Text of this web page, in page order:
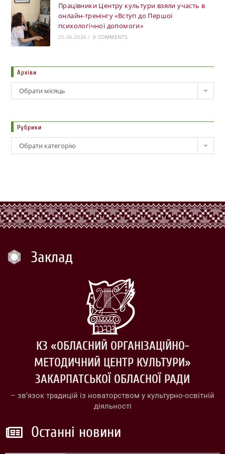
Працівники Центру культури взяли участь в
онлайн-тренінгу «Вступ до Першої
психологічної допомоги»
25.06.2026 / 0 COMMENTS
Архіви
Обрати місяць
Рубрики
Обрати категорію
Заклад
КЗ «ОБЛАСНИЙ ОРГАНІЗАЦІЙНО-
МЕТОДИЧНИЙ ЦЕНТР КУЛЬТУРИ»
ЗАКАРПАТСЬКОЇ ОБЛАСНОЇ РАДИ
– зв’язок традицій із новаторством у культурно-освітній
діяльності
Останні новини